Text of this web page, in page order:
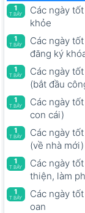
1
T.BẢY
Các ngày
khỏe
1
T.BẢY
Các ngày
đăng ký
1
T.BẢY
Các ngày
(bắt đầu
1
T.BẢY
Các ngày
con cái)
1
T.BẢY
Các ngày
(về nhà mới)
1
T.BẢY
Các ngày
thiện, làm
1
T.BẢY
Các ngày
oan